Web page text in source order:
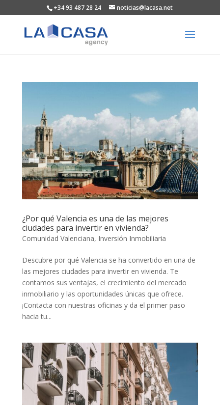
+34 93 487 28 24 noticias@lacasa.net
¿Por qué Valencia es una de las mejores
ciudades para invertir en vivienda?
Comunidad Valenciana, Inversión Inmobiliaria
Descubre por qué Valencia se ha convertido en una de
las mejores ciudades para invertir en vivienda. Te
contamos sus ventajas, el crecimiento del mercado
inmobiliario y las oportunidades únicas que ofrece.
¡Contacta con nuestras oficinas y da el primer paso
hacia tu...